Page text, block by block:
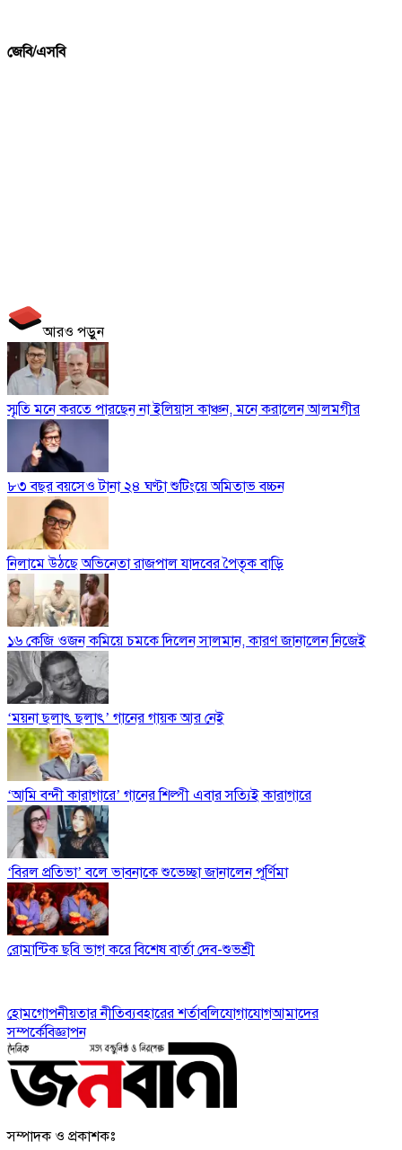
জেবি/এসবি
আরও পড়ুন
স্মৃতি মনে করতে পারছেন না ইলিয়াস কাঞ্চন, মনে করালেন আলমগীর
৮৩ বছর বয়সেও টানা ২৪ ঘণ্টা শুটিংয়ে অমিতাভ বচ্চন
নিলামে উঠছে অভিনেতা রাজপাল যাদবের পৈতৃক বাড়ি
১৬ কেজি ওজন কমিয়ে চমকে দিলেন সালমান, কারণ জানালেন নিজেই
‘ময়না ছলাৎ ছলাৎ’ গানের গায়ক আর নেই
‘আমি বন্দী কারাগারে’ গানের শিল্পী এবার সত্যিই কারাগারে
‘বিরল প্রতিভা’ বলে ভাবনাকে শুভেচ্ছা জানালেন পূর্ণিমা
রোমান্টিক ছবি ভাগ করে বিশেষ বার্তা দেব-শুভশ্রী
হোমগোপনীয়তার নীতিব্যবহারের শর্তাবলিযোগাযোগআমাদের
সম্পর্কেবিজ্ঞাপন
সম্পাদক ও প্রকাশকঃ